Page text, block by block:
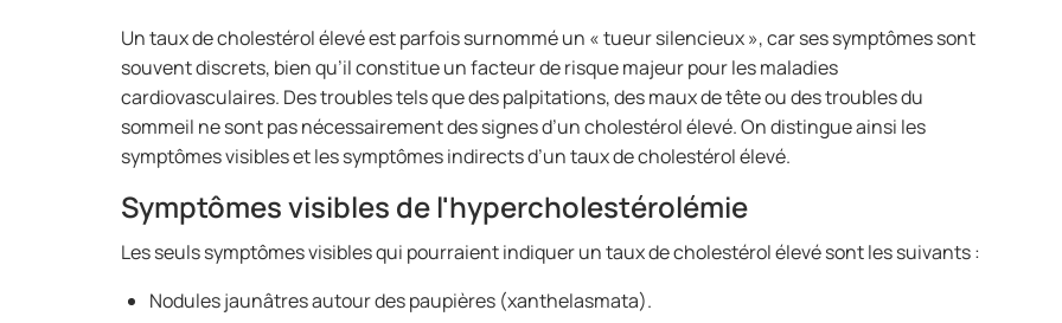
Un taux de cholestérol élevé est parfois surnommé un « tueur silencieux », car ses symptômes sont
souvent discrets, bien qu’il constitue un facteur de risque majeur pour les maladies
cardiovasculaires. Des troubles tels que des palpitations, des maux de tête ou des troubles du
sommeil ne sont pas nécessairement des signes d’un cholestérol élevé. On distingue ainsi les
symptômes visibles et les symptômes indirects d’un taux de cholestérol élevé.
Symptômes visibles de l'hypercholestérolémie
Les seuls symptômes visibles qui pourraient indiquer un taux de cholestérol élevé sont les suivants :
Nodules jaunâtres autour des paupières (xanthelasmata).